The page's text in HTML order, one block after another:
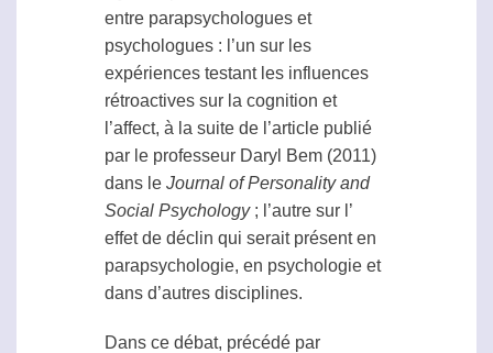
entre parapsychologues et
psychologues : l’un sur les
expériences testant les influences
rétroactives sur la cognition et
l’affect, à la suite de l’article publié
par le professeur Daryl Bem (2011)
dans le Journal of Personality and
Social Psychology; l’autre sur l’
effet de déclin qui serait présent en
parapsychologie, en psychologie et
dans d’autres disciplines.
Dans ce débat, précédé par